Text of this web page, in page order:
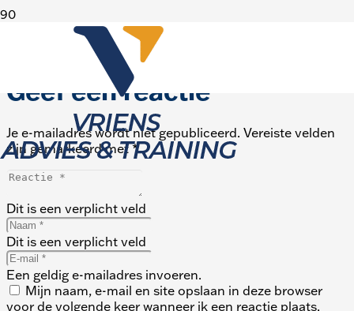
Beter, sneller en efficiënter onderhoud van het spoor
met realtime inzicht in al jouw assets.
Geef een reactie
Je e-mailadres wordt niet gepubliceerd. Vereiste velden
zijn gemarkeerd met*
Dit is een verplicht veld
Dit is een verplicht veld
Een geldig e-mailadres invoeren.
Mijn naam, e-mail en site opslaan in deze browser
voor de volgende keer wanneer ik een reactie plaats.